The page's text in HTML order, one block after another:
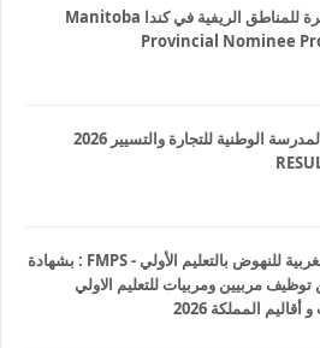
التسجيل للهجرة للمناطق الريفية في كندا Manitoba
Provincial Nominee
نتائج النهائية المدرسة الوطنية للتجارة والتسيير 2026
المؤسسة المغربية للنهوض بالتعليم الأولي - FMPS : بشهادة
توظيف مربيين ومربيات للتعليم الاولي
المملكة 2026